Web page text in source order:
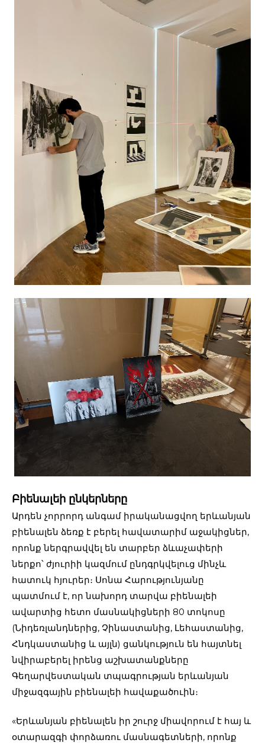
Բիենալեի ընկերները
Արդեն չորրորդ անգամ իրականացվող երևանյան
բիենալեն ձեռք է բերել հավատարիմ աջակիցներ,
որոնք ներգրավվել են տարբեր ձևաչափերի
ներքո՝ ժյուրիի կազմում ընդգրկվելուց մինչև
հատուկ հյուրեր։ Սոնա Հարությունյանը
պատմում է, որ նախորդ տարվա բիենալեի
ավարտից հետո մասնակիցների 80 տոկոսը
(Նիդեռլանդներից, Չինաստանից, Լեհաստանից,
Հնդկաստանից և այլն) ցանկություն են հայտնել
նվիրաբերել իրենց աշխատանքները
Գեղարվեստական տպագրության երևանյան
միջազգային բիենալեի հավաքածուին։
«Երևանյան բիենալեն իր շուրջ միավորում է հայ և
օտարազգի փորձառու մասնագետների, որոնք